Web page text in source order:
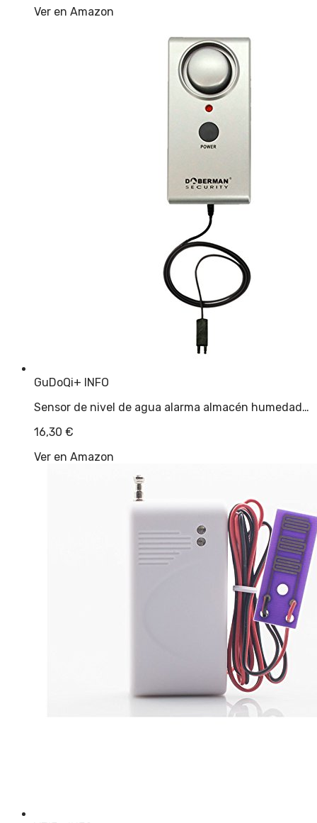
Ver en Amazon
GuDoQi+ INFO
Sensor de nivel de agua alarma almacén humedad…
16,30 €
Ver en Amazon